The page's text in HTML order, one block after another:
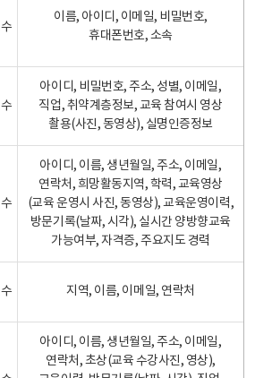
이름, 아이디, 이메일, 비밀번호,
휴대폰번호, 소속
아이디, 비밀번호, 주소, 성별, 이메일,
직업, 취약계층정보, 교육 참여시 영상
촬용(사진, 동영상), 실명인증정보
아이디, 이름, 생년월일, 주소, 이메일,
연락처, 희망활동지역, 학력, 교육영상
(교육 운영시 사진, 동영상), 교육운영이력,
방문기록(날짜, 시각), 실시간 양방향교육
가능여부, 자격증, 주요지도 경력
지역, 이름, 이메일, 연락처
아이디, 이름, 생년월일, 주소, 이메일,
연락처, 초상(교육 수강사진, 영상),